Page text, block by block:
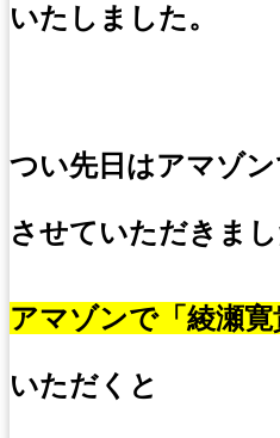
いたしました。
つい先日はアマゾ
させていただきまし
アマゾンで「綾瀬寛
いただくと